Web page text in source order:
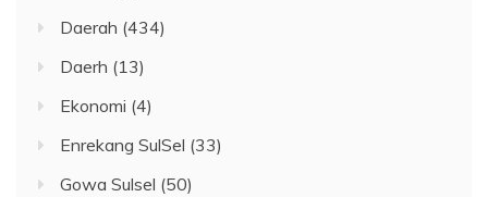
Daerah (434)
Daerh (13)
Ekonomi (4)
Enrekang SulSel (33)
Gowa Sulsel (50)